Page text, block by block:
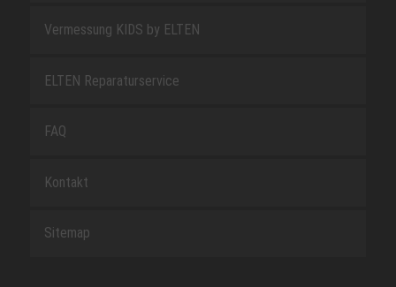
Vermessung KIDS by ELTEN
ELTEN Reparaturservice
FAQ
Kontakt
Sitemap